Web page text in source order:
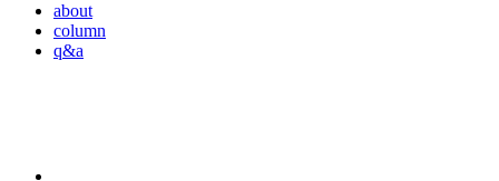
about
column
q&a